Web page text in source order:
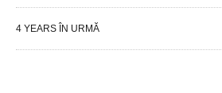
4 YEARS ÎN URMĂ